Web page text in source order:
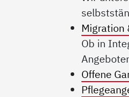
Migration
Ob in
Offene